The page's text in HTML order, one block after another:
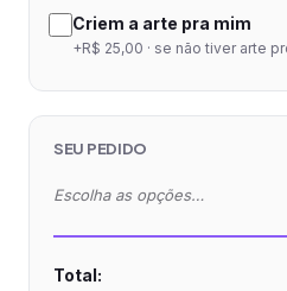
Criem a arte pra mim
+R$ 25,00 · se não tiver arte
SEU PEDIDO
Escolha as opções…
Total: